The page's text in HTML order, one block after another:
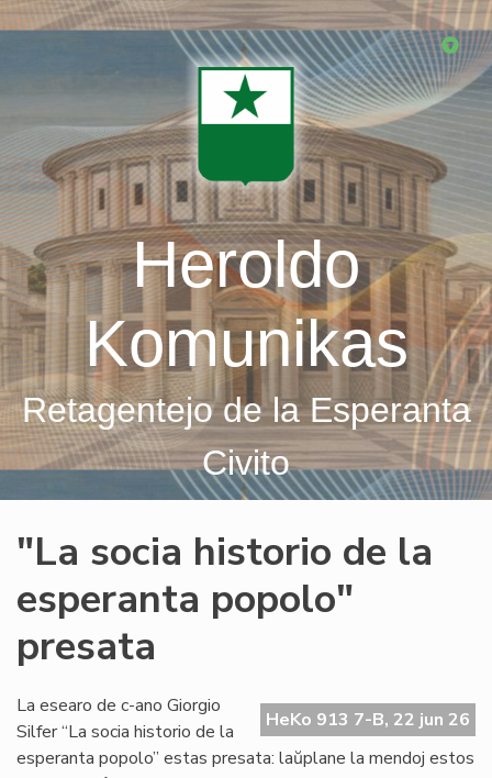
Skip
Heroldo
Komunikas
Retagentejo de la Esperanta
Civito
"La socia historio de la
esperanta popolo"
presata
HeKo 913 7-B, 22 jun 26
La esearo de c-ano Giorgio
Silfer “La socia historio de la
esperanta popolo” estas presata: laŭplane la mendoj estos